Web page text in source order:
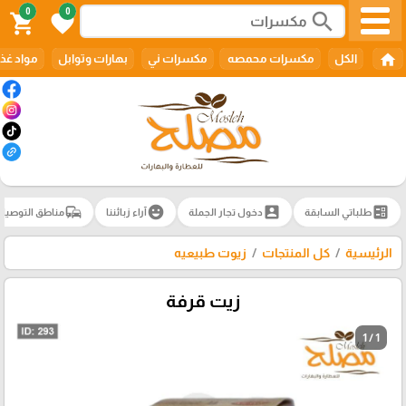
search
0
favorite
0
shopping_cart
home الكل مكسرات محمصه مكسرات ني بهارات وتوابل مواد
ballotطلباتي السابقة account_box دخول تجار الجملة emoji_emotionsآراء زبائننا commuteمناطق
الرئيسية كل المنتجات زيوت طبيعيه
زيت قرفة
1 / 1